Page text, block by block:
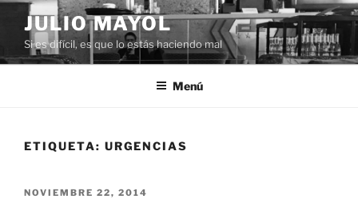
Saltar
contenido
JULIO MAYOL
Si es difícil, es que lo estás haciendo mal
Menú
ETIQUETA: URGENCIAS
PUBLICADO
NOVIEMBRE 22, 2014